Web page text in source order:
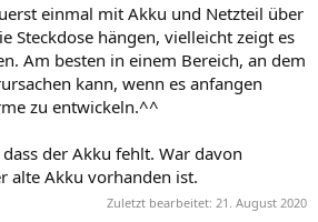
einmal mit Akku und Netzteil über
Steckdose hängen, vielleicht zeigt es
Am besten in einem Bereich, an dem
kann, wenn es anfangen
zu entwickeln.^^
der Akku fehlt. War davon
alte Akku vorhanden ist.
Zuletzt bearbeitet: 21. August 2020